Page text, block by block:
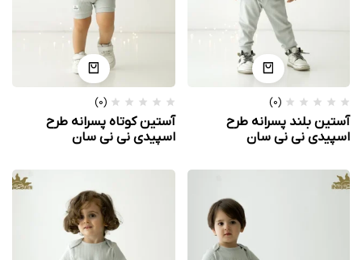
(0)
آستین بلند پسرانه طرح
اسپیدی نی نی سان
(0)
آستین کوتاه پسرانه طرح
اسپیدی نی نی سان